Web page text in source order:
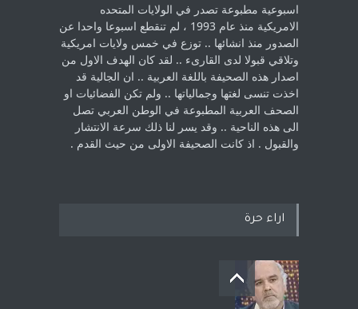
اسبوعية مطبوعة تصدر في الولايات المتحده
الامريكية منذ عام 1993 ، لم ‏تنقطع اسبوعا واحدا عن
الصدور منذ انشائها .. توزع في خمس ولايات امريكية
‏وتلاقي قبولا لدى القارىء ..‏ لقد كان الهدف الاول من
اصدار هذه الصحيفة باللغة العربية .. ان الجالية قد
اخذت ‏تنسى لغتها وجمالياتها .. ولم تكن الفضائيات او
الصحف العربية المطبوعة في الوطن ‏العربي تصل
الى هذه الناحية .. وقد يسر لنا ذلك سرعة الانتشار
والقبول . اذ كانت ‏الصحيفة الاولى من حيث القدم . ‏
اراء حرة